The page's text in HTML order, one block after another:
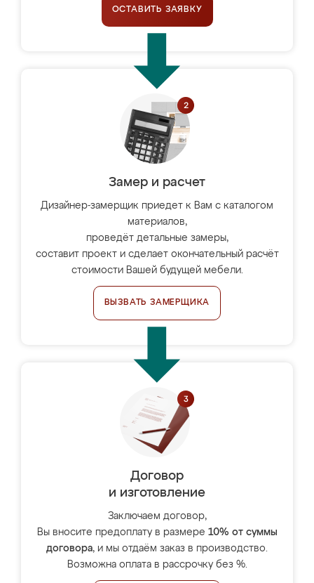
ОСТАВИТЬ ЗАЯВКУ
Замер и расчет
Дизайнер-замерщик приедет к Вам с каталогом
материалов,
проведёт детальные замеры,
составит проект и сделает окончательный расчёт
стоимости Вашей будущей мебели.
ВЫЗВАТЬ ЗАМЕРЩИКА
Договор
и изготовление
Заключаем договор,
Вы вносите предоплату в размере 10% от суммы
договора, и мы отдаём заказ в производство.
Возможна оплата в рассрочку без %.